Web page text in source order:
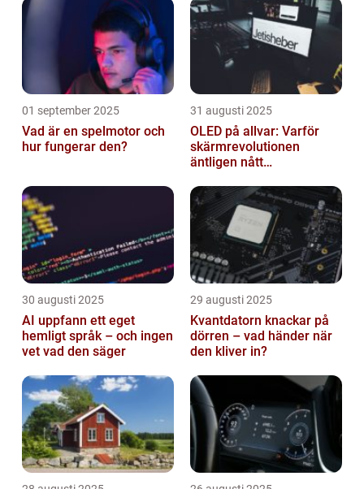
01 september 2025
Vad är en spelmotor och
hur fungerar den?
31 augusti 2025
OLED på allvar: Varför
skärmrevolutionen
äntligen nått
30 augusti 2025
AI uppfann ett eget
hemligt språk – och ingen
vet vad den säger
29 augusti 2025
Kvantdatorn knackar på
dörren – vad händer när
den kliver in?